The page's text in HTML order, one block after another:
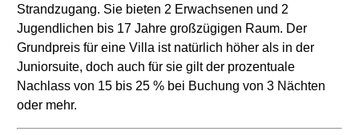
Strandzugang. Sie bieten 2 Erwachsenen und 2
Jugendlichen bis 17 Jahre großzügigen Raum. Der
Grundpreis für eine Villa ist natürlich höher als in der
Juniorsuite, doch auch für sie gilt der prozentuale
Nachlass von 15 bis 25 % bei Buchung von 3 Nächten
oder mehr.